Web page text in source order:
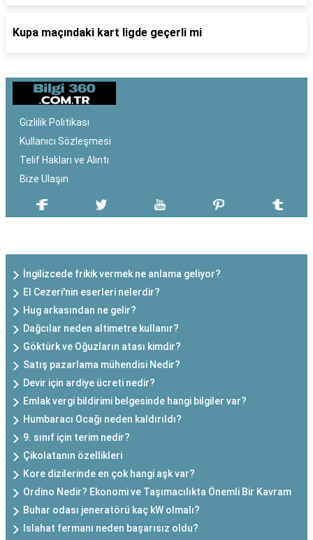
Kupa maçındaki kart ligde geçerli mi
Gizlilik Politikası
Kullanıcı Sözleşmesi
Telif Hakları ve Alıntı
Bize Ulaşın
İngilizcede frikik vermek ne anlama geliyor?
El Cezeri'nin eserleri nelerdir?
Hug arkasından ne gelir?
Dağcılar neden altimetre kullanır?
Göktürk ve Oğuzların atası kimdir?
Satış pazarlama mühendisi Nedir?
Devir için ardiye ücreti nedir?
Emlak vergi bildirimi belgesinde hangi bilgiler var?
Humbaracı Ocağı neden kaldırıldı?
9. sınıf için terim nedir?
Çikolatanın özellikleri
Kore dizilerinde en çok hangi aşk var?
Ordino Nedir? Ekonomi ve Taşımacılıkta Önemli Bir Kavram
Buhar odası jeneratörü kaç kW olmalı?
Islahat fermanı neden başarısız oldu?